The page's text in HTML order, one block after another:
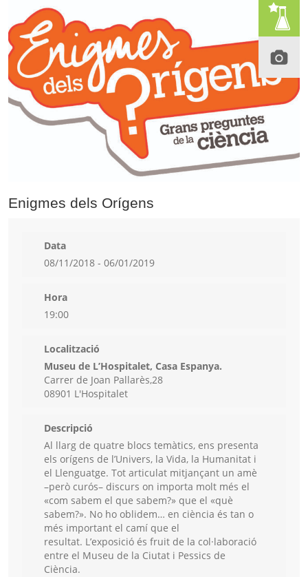
Enigmes dels Orígens
Data
08/11/2018 - 06/01/2019
Hora
19:00
Localització
Museu de L’Hospitalet, Casa Espanya.
Carrer de Joan Pallarès,28
08901 L'Hospitalet
Descripció
Al llarg de quatre blocs temàtics, ens presenta
els orígens de l’Univers, la Vida, la Humanitat i
el Llenguatge. Tot articulat mitjançant un amè
–però curós– discurs on importa molt més el
«com sabem el que sabem?» que el «què
sabem?». No ho oblidem… en ciència és tan o
més important el camí que el
resultat. L’exposició és fruit de la col·laboració
entre el Museu de la Ciutat i Pessics de
Ciència.